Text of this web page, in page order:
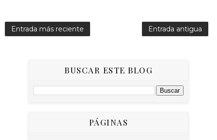
Entrada más reciente Entrada antigua
BUSCAR ESTE BLOG
PÁGINAS